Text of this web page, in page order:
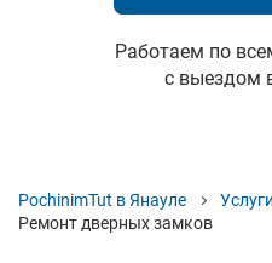
Работаем по
с выездом
PochinimTut в Янауле
Услуги
Ремонт дверных замков